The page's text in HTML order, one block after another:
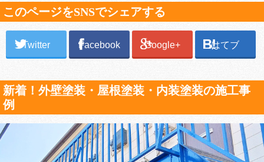
このページをSNSでシェアする
Twitter Facebook Google+ はてブ
新着！外壁塗装・屋根塗装・内装塗装の施工事
例